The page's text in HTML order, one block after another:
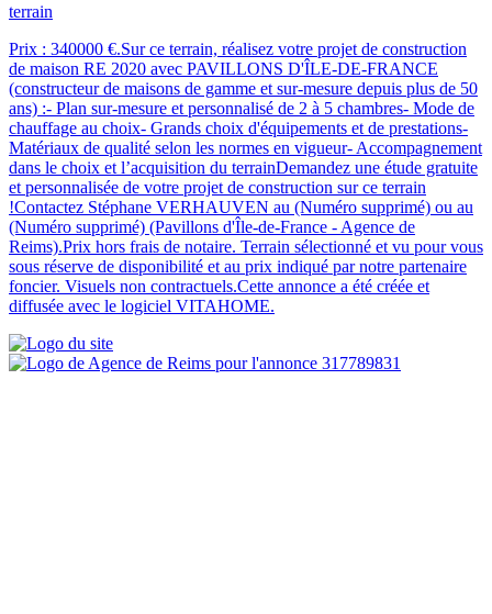
terrain
Prix : 340000 €.Sur ce terrain, réalisez votre projet de construction
de maison RE 2020 avec PAVILLONS D'ÎLE-DE-FRANCE
(constructeur de maisons de gamme et sur-mesure depuis plus de 50
ans) :- Plan sur-mesure et personnalisé de 2 à 5 chambres- Mode de
chauffage au choix- Grands choix d'équipements et de prestations-
Matériaux de qualité selon les normes en vigueur- Accompagnement
dans le choix et l’acquisition du terrainDemandez une étude gratuite
et personnalisée de votre projet de construction sur ce terrain
!Contactez Stéphane VERHAUVEN au (Numéro supprimé) ou au
(Numéro supprimé) (Pavillons d'Île-de-France - Agence de
Reims).Prix hors frais de notaire. Terrain sélectionné et vu pour vous
sous réserve de disponibilité et au prix indiqué par notre partenaire
foncier. Visuels non contractuels.Cette annonce a été créée et
diffusée avec le logiciel VITAHOME.